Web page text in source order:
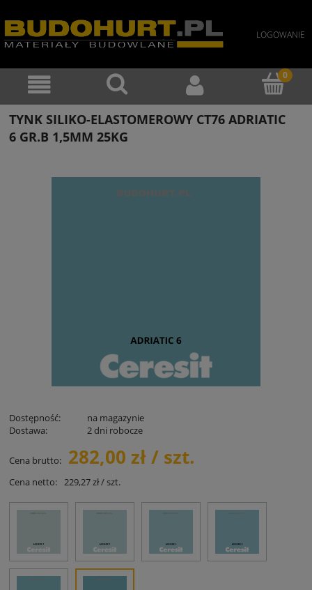
LOGOWANIE
TYNK SILIKO-ELASTOMEROWY CT76 ADRIATIC
6 GR.B 1,5MM 25KG
Dostępność:
na magazynie
Dostawa:
2 dni robocze
Cena brutto: 282,00 zł / szt.
Cena netto: 229,27 zł / szt.